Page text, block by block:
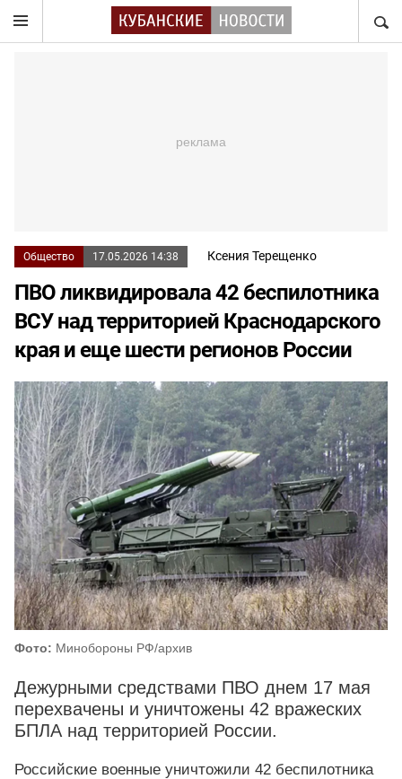
Общество 17.05.2026 14:38 Ксения Терещенко
ПВО ликвидировала 42 беспилотника
ВСУ над территорией Краснодарского
края и еще шести регионов России
Фото: Минобороны РФ/архив
Дежурными средствами ПВО днем 17 мая
перехвачены и уничтожены 42 вражеских
БПЛА над территорией России.
Российские военные уничтожили 42 беспилотника